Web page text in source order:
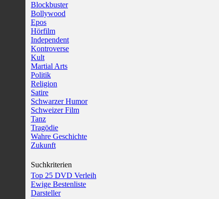
Blockbuster
Bollywood
Epos
Hörfilm
Independent
Kontroverse
Kult
Martial Arts
Politik
Religion
Satire
Schwarzer Humor
Schweizer Film
Tanz
Tragödie
Wahre Geschichte
Zukunft
Suchkriterien
Top 25 DVD Verleih
Ewige Bestenliste
Darsteller